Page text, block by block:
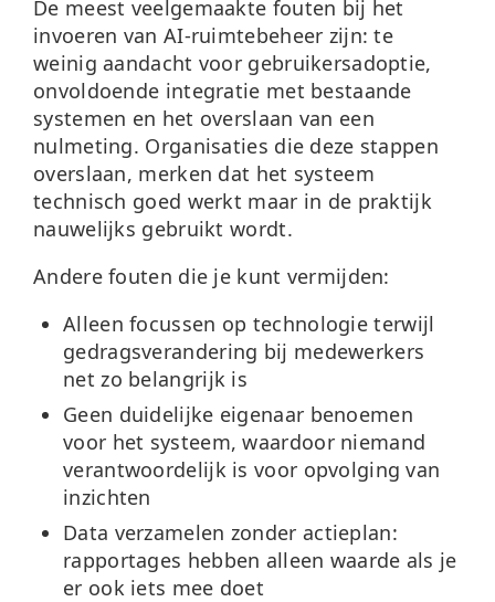
De meest veelgemaakte fouten bij het
invoeren van AI-ruimtebeheer zijn: te
weinig aandacht voor gebruikersadoptie,
onvoldoende integratie met bestaande
systemen en het overslaan van een
nulmeting. Organisaties die deze stappen
overslaan, merken dat het systeem
technisch goed werkt maar in de praktijk
nauwelijks gebruikt wordt.
Andere fouten die je kunt vermijden:
Alleen focussen op technologie terwijl
gedragsverandering bij medewerkers
net zo belangrijk is
Geen duidelijke eigenaar benoemen
voor het systeem, waardoor niemand
verantwoordelijk is voor opvolging van
inzichten
Data verzamelen zonder actieplan:
rapportages hebben alleen waarde als je
er ook iets mee doet